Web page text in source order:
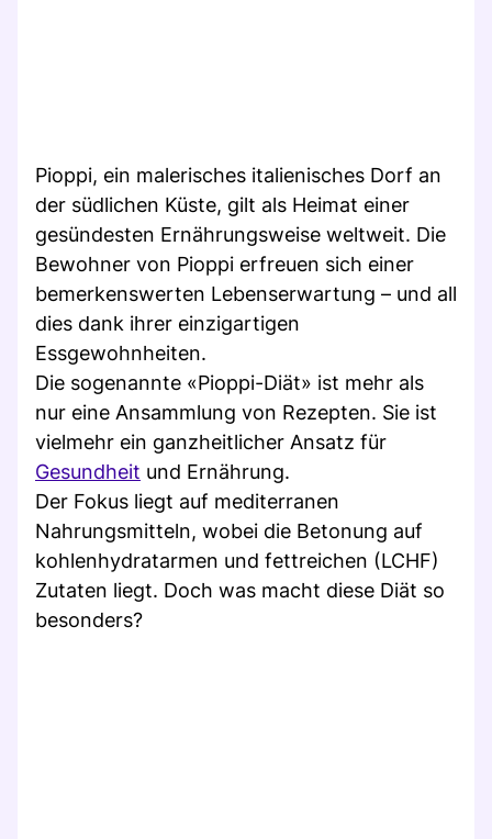
Pioppi, ein malerisches italienisches Dorf an
der südlichen Küste, gilt als Heimat einer
gesündesten Ernährungsweise weltweit. Die
Bewohner von Pioppi erfreuen sich einer
bemerkenswerten Lebenserwartung – und all
dies dank ihrer einzigartigen
Essgewohnheiten.
Die sogenannte «Pioppi-Diät» ist mehr als
nur eine Ansammlung von Rezepten. Sie ist
vielmehr ein ganzheitlicher Ansatz für
Gesundheit und Ernährung.
Der Fokus liegt auf mediterranen
Nahrungsmitteln, wobei die Betonung auf
kohlenhydratarmen und fettreichen (LCHF)
Zutaten liegt. Doch was macht diese Diät so
besonders?